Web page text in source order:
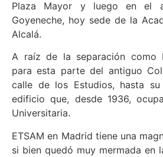
Plaza Mayor y luego en el
Goyeneche, hoy sede de la
Alcalá.
A raíz de la separación como
para esta parte del antiguo
calle de los Estudios, hasta
edificio que, desde 1936,
Universitaria.
ETSAM en Madrid tiene una
si bien quedó muy mermada en